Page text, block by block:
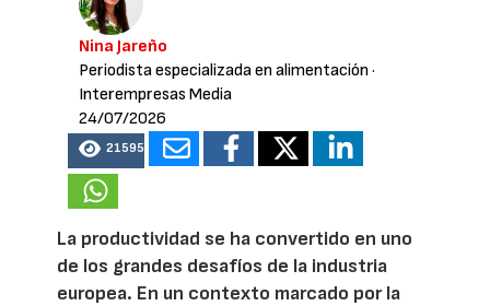
Nina Jareño
Periodista especializada en alimentación ·
Interempresas Media
24/07/2026
21595
La productividad se ha convertido en uno
de los grandes desafíos de la industria
europea. En un contexto marcado por la